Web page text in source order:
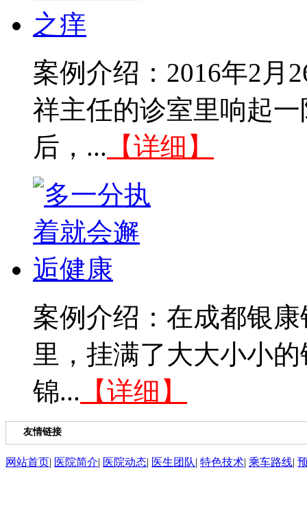
案例介绍：2016年2月
祥主任的诊室里响起
后，... 【详细】
案例介绍：在成都银
里，挂满了大大小小
锦... 【详细】
友情链接
网站首页| 医院简介| 医院动态| 医生团队| 特色技术| 乘车路线|